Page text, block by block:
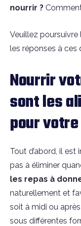
nourrir ?
Veuillez
les réponses à ces
Nourrir
sont les
pour
Tout d’abord, il est
pas à éliminer
les repas à
naturellement et
soit à midi ou
sous différentes